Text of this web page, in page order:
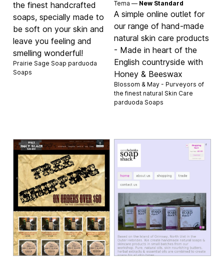
the finest handcrafted
soaps, specially made to
be soft on your skin and
leave you feeling and
smelling wonderful!
Prairie Sage Soap parduoda
Soaps
Tema — New Standard
A simple online outlet for
our range of hand-made
natural skin care products
- Made in heart of the
English countryside with
Honey & Beeswax
Blossom & May - Purveyors of
the finest natural Skin Care
parduoda Soaps